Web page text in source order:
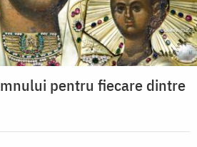
pentru fiecare dintre